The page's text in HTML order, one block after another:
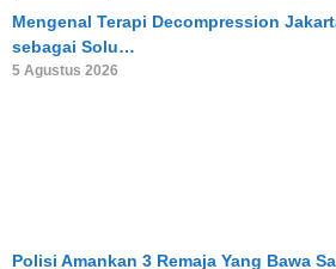
Mengenal Terapi Decompression
sebagai Solu…
5 Agustus 2026
Polisi Amankan 3 Remaja Yang Bawa